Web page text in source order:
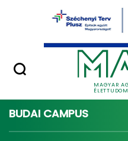
Ugrás a fő tartalomhoz
MAGYAR
Minőségügy
Home -
BUDAI CAMPUS